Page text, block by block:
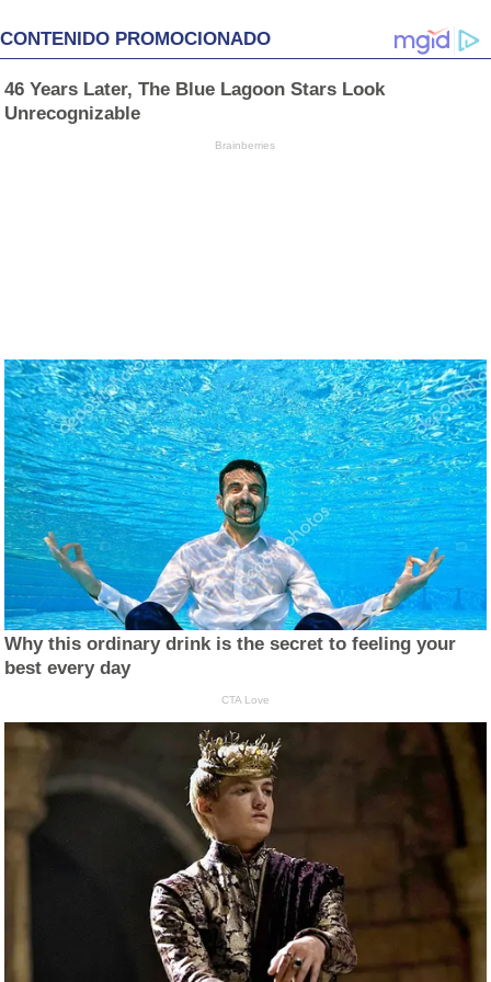
CONTENIDO PROMOCIONADO
46 Years Later, The Blue Lagoon Stars Look
Unrecognizable
Brainberries
Why this ordinary drink is the secret to feeling your
best every day
CTA Love